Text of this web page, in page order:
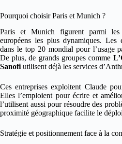
Pourquoi choisir Paris et Munich ?
Paris et Munich figurent parmi les
européens les plus dynamiques. Les
dans le top 20 mondial pour l’usage
De plus, de grands groupes comme
Sanofi utilisent déjà les services
Ces entreprises exploitent Claude
Elles l’emploient pour écrire et
l’utilisent aussi pour résoudre des
proximité géographique facilite le
Stratégie et positionnement face à la